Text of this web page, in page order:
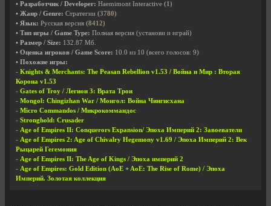
• Разработчик / Developer: Haemimont Interactive (1)
• Жанр / Genre: Стратегии (3780)
• Язык: Русская версия (8412)
• Тип игры / Game Type: Полная версия (установи и играй)
• Размер / Size: 132.87 Мб.
• Оценка игроков / Game Score: 10.0 из 10 (всего голосов: 9)
• Похожие игры:
- Knights & Merchants: The Peasan Rebellion v1.53 / Война и Мир : Вторая
Корона v1.53
- Gates of Troy / Легион 3: Врата Трои
- Mongol: Chingizhan War / Монгол: Война Чингисхана
- Micro Commandos / Микрокоммандос
- Stronghold: Crusader
- Age of Empires II: Conquerors Expansion/ Эпоха Империй 2: Завоеватели
- Age of Empires 2: Age of Chivalry Hegemony v1.69 / Эпоха Империй 2: Век
Рыцарей Гегемония
- Age of Empires II: The Age of Kings / Эпоха империй 2
- Age of Empires: Gold Edition (AoE + AoE: The Rise of Rome) / Эпоха
Империй. Золотая коллекция